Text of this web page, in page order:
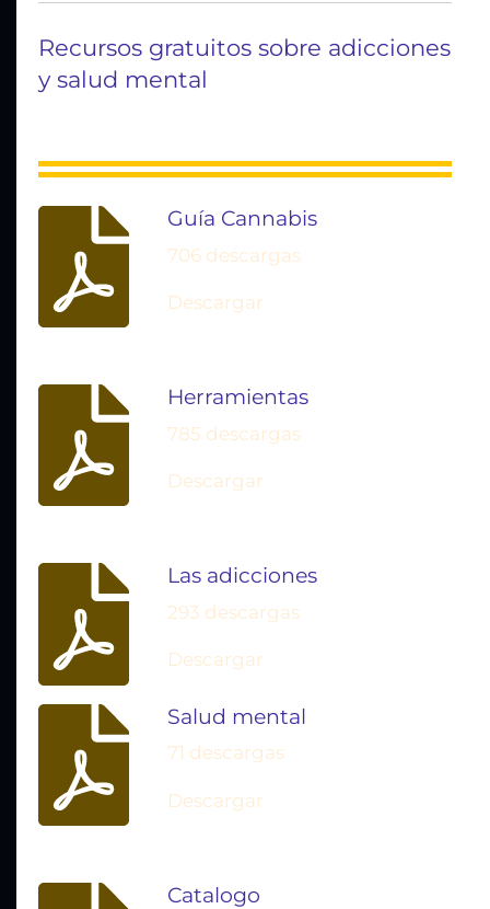
Recursos gratuitos sobre adicciones
y salud mental
Guía Cannabis
706 descargas
Descargar
Herramientas
785 descargas
Descargar
Las adicciones
293 descargas
Descargar
Salud mental
71 descargas
Descargar
Catalogo